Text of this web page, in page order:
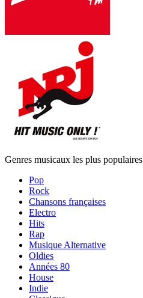
Genres musicaux les plus populaires
Pop
Rock
Chansons françaises
Electro
Hits
Rap
Musique Alternative
Oldies
Années 80
House
Indie